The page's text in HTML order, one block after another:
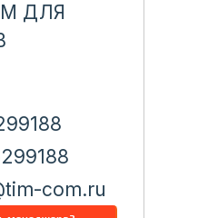
ДЛЯ
com.ru